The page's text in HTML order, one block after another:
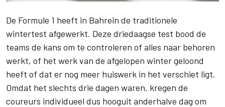
De Formule 1 heeft in Bahrein de traditionele
wintertest afgewerkt. Deze driedaagse test bood de
teams de kans om te controleren of alles naar behoren
werkt, of het werk van de afgelopen winter geloond
heeft of dat er nog meer huiswerk in het verschiet ligt.
Omdat het slechts drie dagen waren, kregen de
coureurs individueel dus hooguit anderhalve dag om